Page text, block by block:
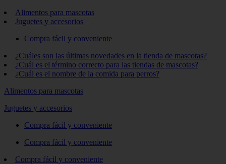
Alimentos para mascotas
Juguetes y accesorios
Compra fácil y conveniente
¿Cuáles son las últimas novedades en la tienda de mascotas?
¿Cuál es el término correcto para las tiendas de mascotas?
¿Cuál es el nombre de la comida para perros?
Alimentos para mascotas
Juguetes y accesorios
Compra fácil y conveniente
Compra fácil y conveniente
Compra fácil y conveniente